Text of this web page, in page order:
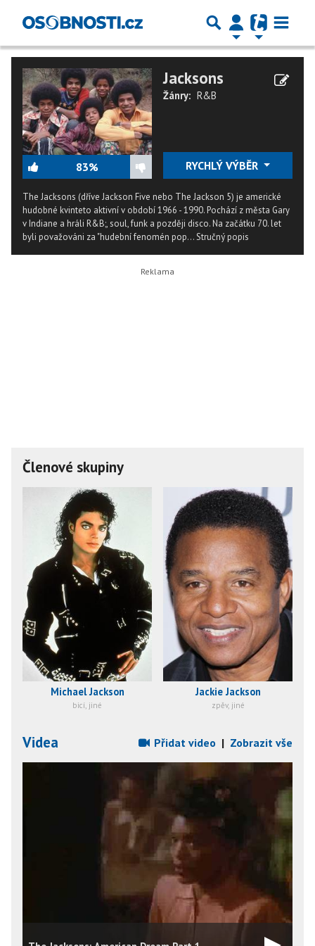
83%
Jacksons
Žánry: R&B
RYCHLÝ VÝBĚR
The Jacksons (dříve Jackson Five nebo The Jackson 5) je americké
hudobné kvinteto aktivní v období 1966 - 1990. Pochází z města Gary
v Indiane a hráli R&B;, soul, funk a později disco. Na začátku 70. let
byli považováni za "hudební fenomén pop...Stručný popis
Členové skupiny
Michael Jackson
bicí, jiné
Jackie Jackson
zpěv, jiné
Videa Přidat video | Zobrazit vše